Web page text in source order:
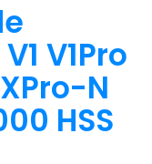
V1Pro
N
HSS